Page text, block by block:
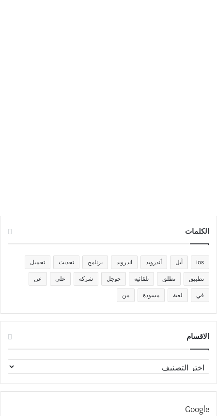
الكلمات
ios آبل أندرويد اندرويد برنامج تحديث تحميل
تطبيق تطلق تلقائية جوجل شركة على عن
في لعبة مسودة من
الاقسام
الاقسام
Google